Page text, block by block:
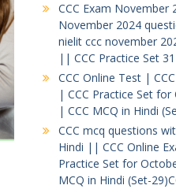
CCC Exam
November 2024
nielit ccc november
|| CCC Practice Set 31
CCC Online Test |
| CCC Practice Set
| CCC MCQ in Hindi
CCC mcq questions
Hindi || CCC Online
Practice Set for
MCQ in Hindi (Set-